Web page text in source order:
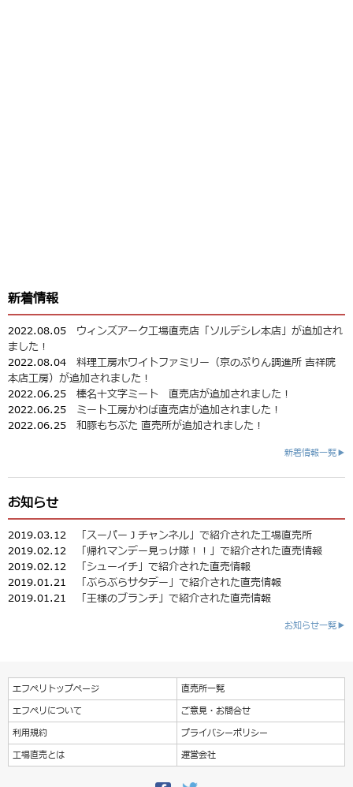
新着情報
2022.08.05 ウィンズアーク工場直売店「ソルデシレ本店」が追加され
ました！
2022.08.04 料理工房ホワイトファミリー（京のぷりん調進所 吉祥院
本店工房）が追加されました！
2022.06.25 榛名十文字ミート 直売店が追加されました！
2022.06.25 ミート工房かわば直売店が追加されました！
2022.06.25 和豚もちぶた 直売所が追加されました！
新着情報一覧▶
お知らせ
2019.03.12
「スーパーＪチャンネル」で紹介された工場直売所
2019.02.12
「帰れマンデー見っけ隊！！」で紹介された直売情報
2019.02.12
「シューイチ」で紹介された直売情報
2019.01.21
「ぶらぶらサタデー」で紹介された直売情報
2019.01.21
「王様のブランチ」で紹介された直売情報
お知らせ一覧▶
エフペリトップページ
直売所一覧
エフペリについて
ご意見・お問合せ
利用規約
プライバシーポリシー
工場直売とは
運営会社